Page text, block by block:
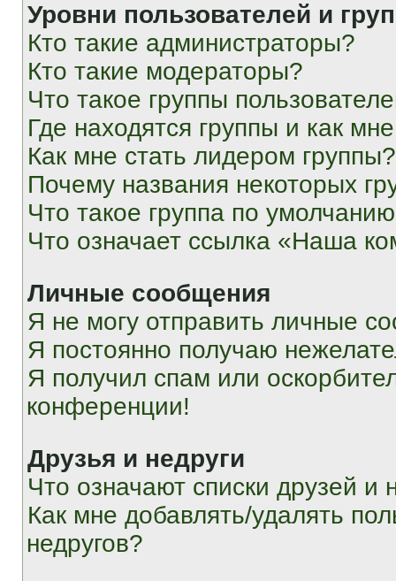
Уровни пользователей и
Кто такие администраторы?
Кто такие модераторы?
Что такое группы
Где находятся группы и как
Как мне стать лидером группы?
Почему названия некоторых
Что такое группа по
Что означает ссылка «Наша
Личные сообщения
Я не могу отправить личные
Я постоянно получаю
Я получил спам или
конференции!
Друзья и недруги
Что означают списки друзей и
Как мне добавлять/удалять
недругов?